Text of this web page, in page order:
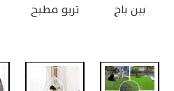
بين باج تربو مطبخ